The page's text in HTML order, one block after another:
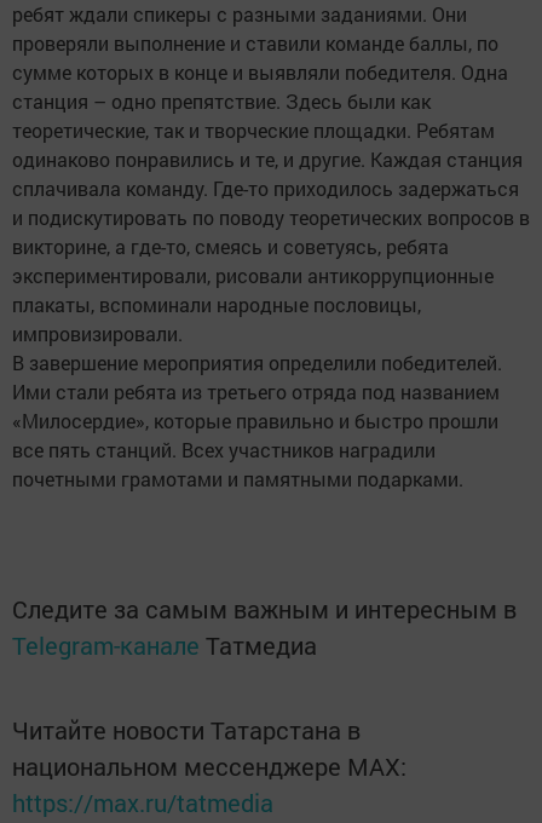
ребят ждали спикеры с разными заданиями. Они
проверяли выполнение и ставили команде баллы, по
сумме которых в конце и выявляли победителя. Одна
станция – одно препятствие. Здесь были как
теоретические, так и творческие площадки. Ребятам
одинаково понравились и те, и другие. Каждая станция
сплачивала команду. Где-то приходилось задержаться
и подискутировать по поводу теоретических вопросов в
викторине, а где-то, смеясь и советуясь, ребята
экспериментировали, рисовали антикоррупционные
плакаты, вспоминали народные пословицы,
импровизировали.
В завершение мероприятия определили победителей.
Ими стали ребята из третьего отряда под названием
«Милосердие», которые правильно и быстро прошли
все пять станций. Всех участников наградили
почетными грамотами и памятными подарками.
Следите за самым важным и интересным в
Telegram-канале Татмедиа
Читайте новости Татарстана в
национальном мессенджере MАХ:
https://max.ru/tatmedia